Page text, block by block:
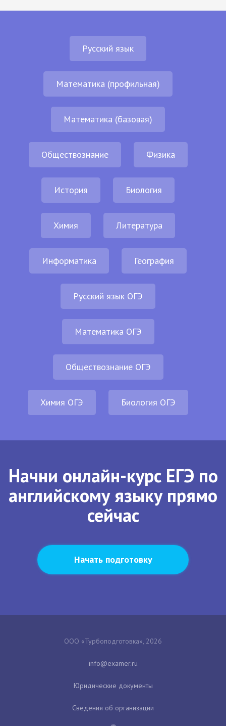
Русский язык
Математика (профильная)
Математика (базовая)
Обществознание Физика
История Биология
Химия Литература
Информатика География
Русский язык ОГЭ
Математика ОГЭ
Обществознание ОГЭ
Химия ОГЭ Биология ОГЭ
Начни онлайн-курс ЕГЭ по
английскому языку прямо
сейчас
Начать подготовку
ООО «Турбоподготовка», 2026
Юридические документы
Сведения об организации